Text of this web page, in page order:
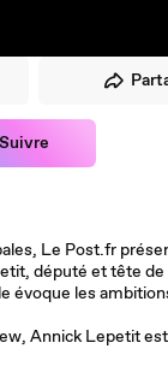
Suivre
Le Post.fr
député et tête
évoque les
Annick Lepetit